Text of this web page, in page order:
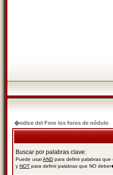
�ndice del Foro los foros de nódulo
Buscar por palabras clave:
Puede usarAND para definir palabras que
y NOT para definir palabras que NO